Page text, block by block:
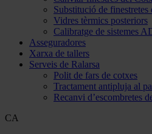
Substitució de finestretes
Vidres tèrmics posteriors
Calibratge de sistemes
Asseguradores
Xarxa de tallers
Serveis de Ralarsa
Polit de fars de cotxes
Tractament antipluja al
Recanvi d’escombretes
CA